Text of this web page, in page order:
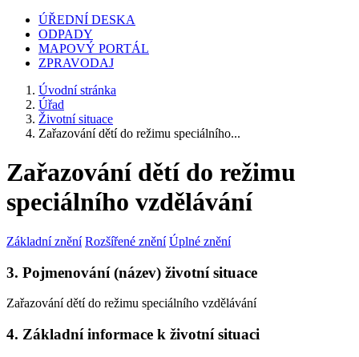
ÚŘEDNÍ DESKA
ODPADY
MAPOVÝ PORTÁL
ZPRAVODAJ
Úvodní stránka
Úřad
Životní situace
Zařazování dětí do režimu speciálního...
Zařazování dětí do režimu
speciálního vzdělávání
Základní znění Rozšířené znění Úplné znění
3. Pojmenování (název) životní situace
Zařazování dětí do režimu speciálního vzdělávání
4. Základní informace k životní situaci